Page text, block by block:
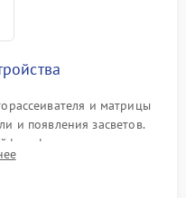
и матрицы
и появления засветов.
фиксация плат и
корпуса монитора.